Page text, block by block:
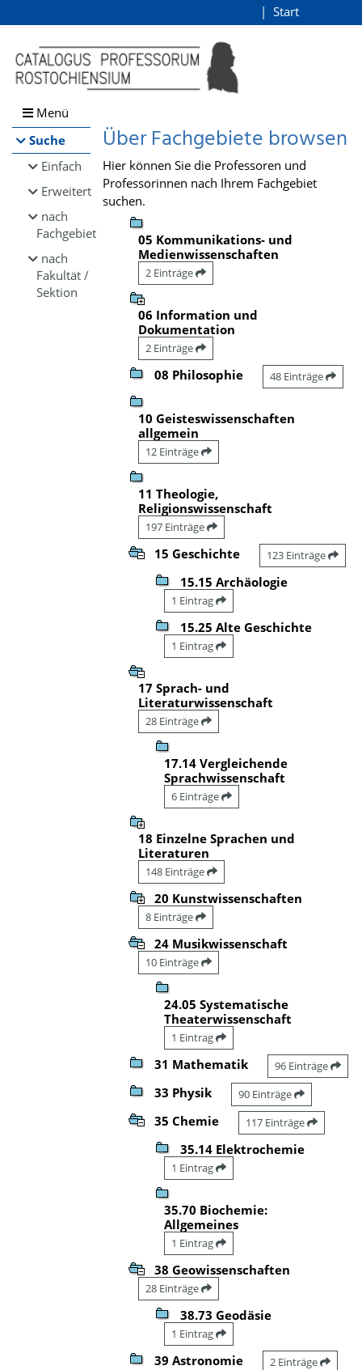
Browsen
direkt zum Inhalt
Start
Menü
Suche
Einfach
Erweitert
nach
Fachgebiet
nach
Fakultät /
Sektion
Über Fachgebiete browsen
Hier können Sie die Professoren und
Professorinnen nach Ihrem Fachgebiet
suchen.
05 Kommunikations- und
Medienwissenschaften
2 Einträge
06 Information und
Dokumentation
2 Einträge
08 Philosophie 48 Einträge
10 Geisteswissenschaften
allgemein
12 Einträge
11 Theologie,
Religionswissenschaft
197 Einträge
15 Geschichte 123 Einträge
15.15 Archäologie
1 Eintrag
15.25 Alte Geschichte
1 Eintrag
17 Sprach- und
Literaturwissenschaft
28 Einträge
17.14 Vergleichende
Sprachwissenschaft
6 Einträge
18 Einzelne Sprachen und
Literaturen
148 Einträge
20 Kunstwissenschaften
8 Einträge
24 Musikwissenschaft
10 Einträge
24.05 Systematische
Theaterwissenschaft
1 Eintrag
31 Mathematik 96 Einträge
33 Physik 90 Einträge
35 Chemie 117 Einträge
35.14 Elektrochemie
1 Eintrag
35.70 Biochemie:
Allgemeines
1 Eintrag
38 Geowissenschaften
28 Einträge
38.73 Geodäsie
1 Eintrag
39 Astronomie 2 Einträge